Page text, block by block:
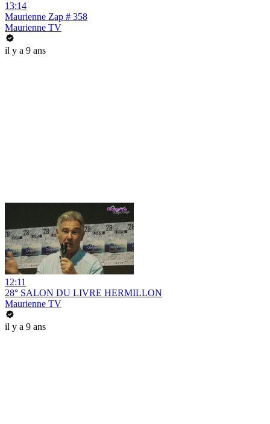
13:14
Maurienne Zap # 358
Maurienne TV
il y a 9 ans
12:11
28° SALON DU LIVRE HERMILLON
Maurienne TV
il y a 9 ans